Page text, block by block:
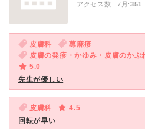
アクセス数 7月:351
皮膚科
蕁麻疹
5.0
先生が優しい
皮膚科
4.5
回転が早い